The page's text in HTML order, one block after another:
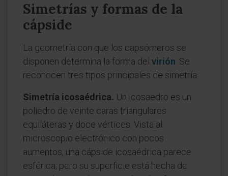
Simetrías y formas de la
cápside
La geometría con que los capsómeros se
disponen determina la forma del virión . Se
reconocen tres tipos principales de simetría.
Simetría icosaédrica. Un icosaedro es un
poliedro de veinte caras triangulares
equiláteras y doce vértices. Vista al
microscopio electrónico con pocos
aumentos, una cápside icosaédrica parece
esférica, pero su superficie está hecha de